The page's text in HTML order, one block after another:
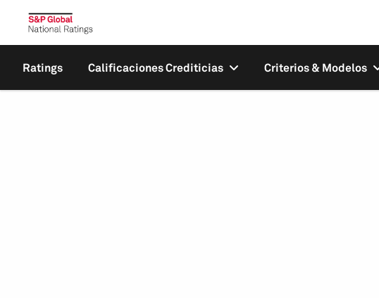
Ratings Calificaciones Crediticias Criterios & Modelos